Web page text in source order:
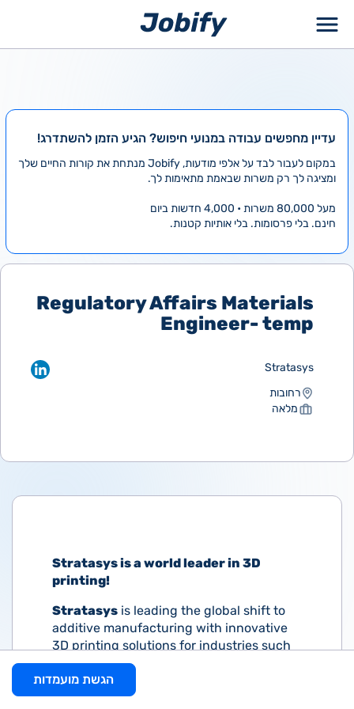
עדיין מחפשים עבודה במנועי חיפוש? הגיע הזמן להשתדרג!
במקום לעבור לבד על אלפי מודעות, Jobify מנתחת את קורות החיים שלך
ומציגה לך רק משרות שבאמת מתאימות לך.
מעל 80,000 משרות • 4,000 חדשות ביום
חינם. בלי פרסומות. בלי אותיות קטנות.
Regulatory Affairs Materials
Engineer- temp
Stratasys
רחובות
מלאה
Stratasys is a world leader in 3D
printing!
Stratasys is leading the global shift to
additive manufacturing with innovative
3D printing solutions for industries such
as aerospace, automotive, consumer
products and healthcare. Through smart
and connected 3D printers, polymer
הגשת מועמדות